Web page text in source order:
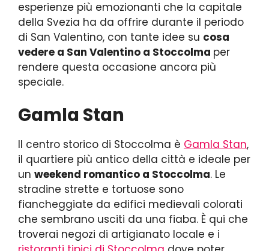
esperienze più emozionanti che la capitale
della Svezia ha da offrire durante il periodo
di San Valentino, con tante idee su cosa
vedere a San Valentino a Stoccolma per
rendere questa occasione ancora più
speciale.
Gamla Stan
Il centro storico di Stoccolma è Gamla Stan,
il quartiere più antico della città e ideale per
un weekend romantico a Stoccolma. Le
stradine strette e tortuose sono
fiancheggiate da edifici medievali colorati
che sembrano usciti da una fiaba. È qui che
troverai negozi di artigianato locale e i